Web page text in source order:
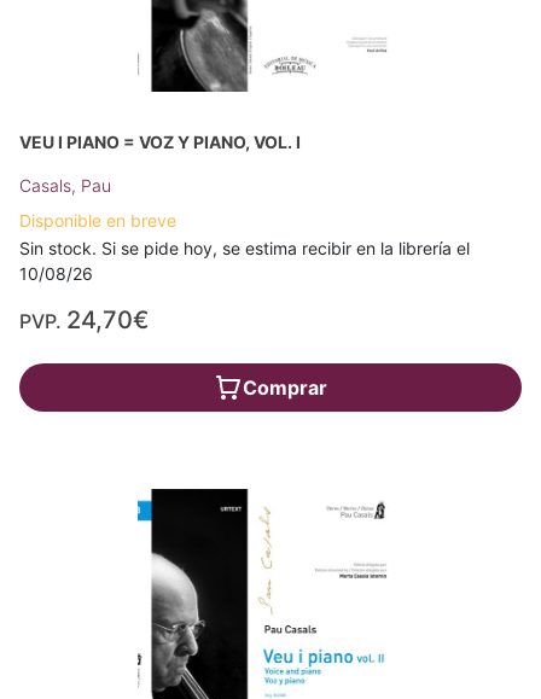
VEU I PIANO = VOZ Y PIANO, VOL. I
Casals, Pau
Disponible en breve
Sin stock. Si se pide hoy, se estima recibir en la librería el
10/08/26
PVP. 24,70€
Comprar